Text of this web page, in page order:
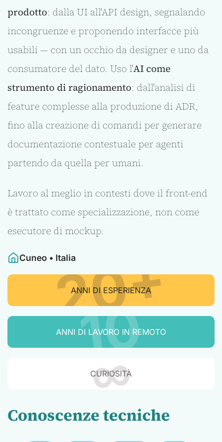
prodotto: dalla UI all'API design, segnalando
incongruenze e proponendo interfacce più
usabili — con un occhio da designer e uno da
consumatore del dato. Uso l'AI come
strumento di ragionamento: dall'analisi di
feature complesse alla produzione di ADR,
fino alla creazione di comandi per generare
documentazione contestuale per agenti
partendo da quella per umani.
Lavoro al meglio in contesti dove il front-end
è trattato come specializzazione, non come
esecutore di mockup.
Cuneo • Italia
20+
ANNI DI ESPERIENZA
10
ANNI DI LAVORO IN REMOTO
∞
CURIOSITÀ
Conoscenze tecniche